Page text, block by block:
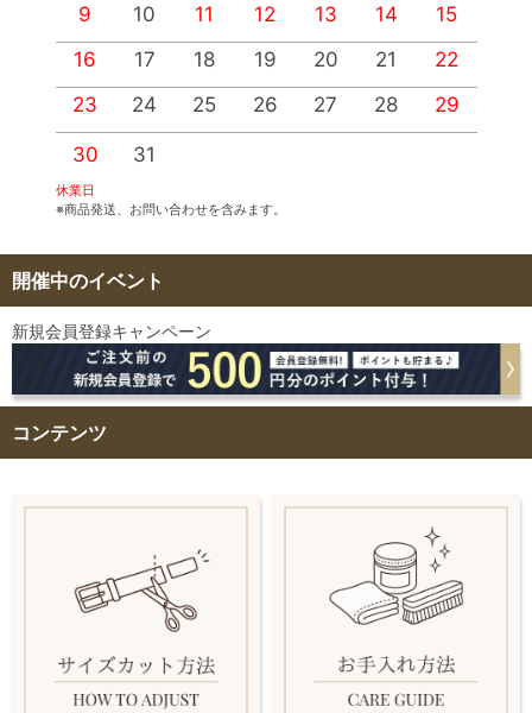
9
10 11 12 13 14
15
16
17 18 19 20 21
22
23
24 25 26 27 28 29
30 31
休業日
※商品発送、お問い合わせを含みます。
開催中のイベント
新規会員登録キャンペーン
コンテンツ